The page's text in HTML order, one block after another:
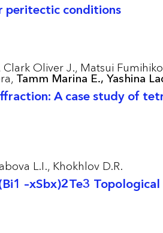
peritectic conditions
Clark Oliver J., Matsui
Tamm Marina E., Yashina
A case study of
L.I., Khokhlov D.R.
–xSbx)2Te3